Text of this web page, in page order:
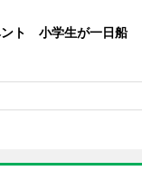
ント 小学生が一日船